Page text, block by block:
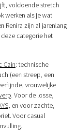
voldoende stretch
werken als je wat
Renira zijn al jarenlang
categorie het
Cain: technische
(een streep, een
vrouwelijke
. Voor de losse,
, en voor zachte,
Voor casual